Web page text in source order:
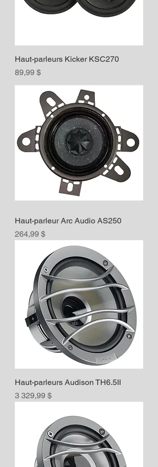
Haut-parleurs Kicker KSC270
Prix
89,99 $
Haut-parleur Arc Audio AS250
Prix
264,99 $
Haut-parleurs Audison TH6.5II
Prix
3 329,99 $